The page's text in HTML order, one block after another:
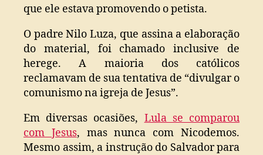
que ele estava promovendo o petista.
O padre Nilo Luza, que assina a elaboração
do material, foi chamado inclusive de
herege. A maioria dos católicos
reclamavam de sua tentativa de “divulgar o
comunismo na igreja de Jesus”.
Em diversas ocasiões, Lula se comparou
com Jesus, mas nunca com Nicodemos.
Mesmo assim, a instrução do Salvador para